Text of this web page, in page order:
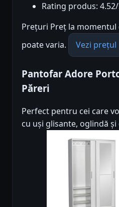
Rating produs:
Prețuri Preț la momentul
poate varia.
Vezi prețul
Pantofar Adore
Păreri
Perfect pentru cei care
cu uși glisante, oglindă